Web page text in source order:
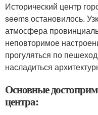
Исторический центр
seems остановилось.
атмосфера
неповторимое
прогуляться по
насладиться
Основные
центра: